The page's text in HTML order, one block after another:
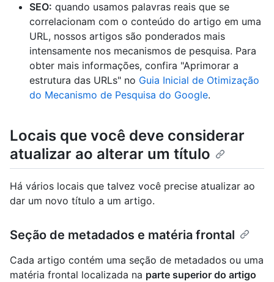
SEO: quando usamos palavras reais que se
correlacionam com o conteúdo do artigo em uma
URL, nossos artigos são ponderados mais
intensamente nos mecanismos de pesquisa. Para
obter mais informações, confira "Aprimorar a
estrutura das URLs" no Guia Inicial de Otimização
do Mecanismo de Pesquisa do Google.
Locais que você deve considerar
atualizar ao alterar um título
Há vários locais que talvez você precise atualizar ao
dar um novo título a um artigo.
Seção de metadados e matéria frontal
Cada artigo contém uma seção de metadados ou uma
matéria frontal localizada na parte superior do artigo